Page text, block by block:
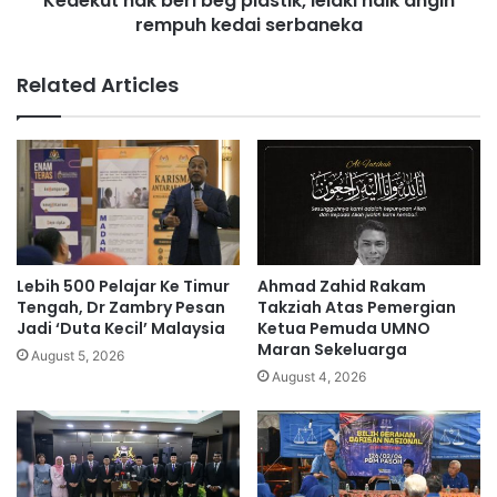
k
a
l
t
b
n
g
b
m
b
i
b
e
p
s
t
i
k
,
l
k
i
rempuh kedai serbaneka
Related Articles
Lebih 500 Pelajar Ke Timur
Tengah, Dr Zambry Pesan
Jadi ‘Duta Kecil’ Malaysia
August 5, 2026
Ahmad Zahid Rakam
Takziah Atas Pemergian
Ketua Pemuda UMNO
Maran Sekeluarga
August 4, 2026